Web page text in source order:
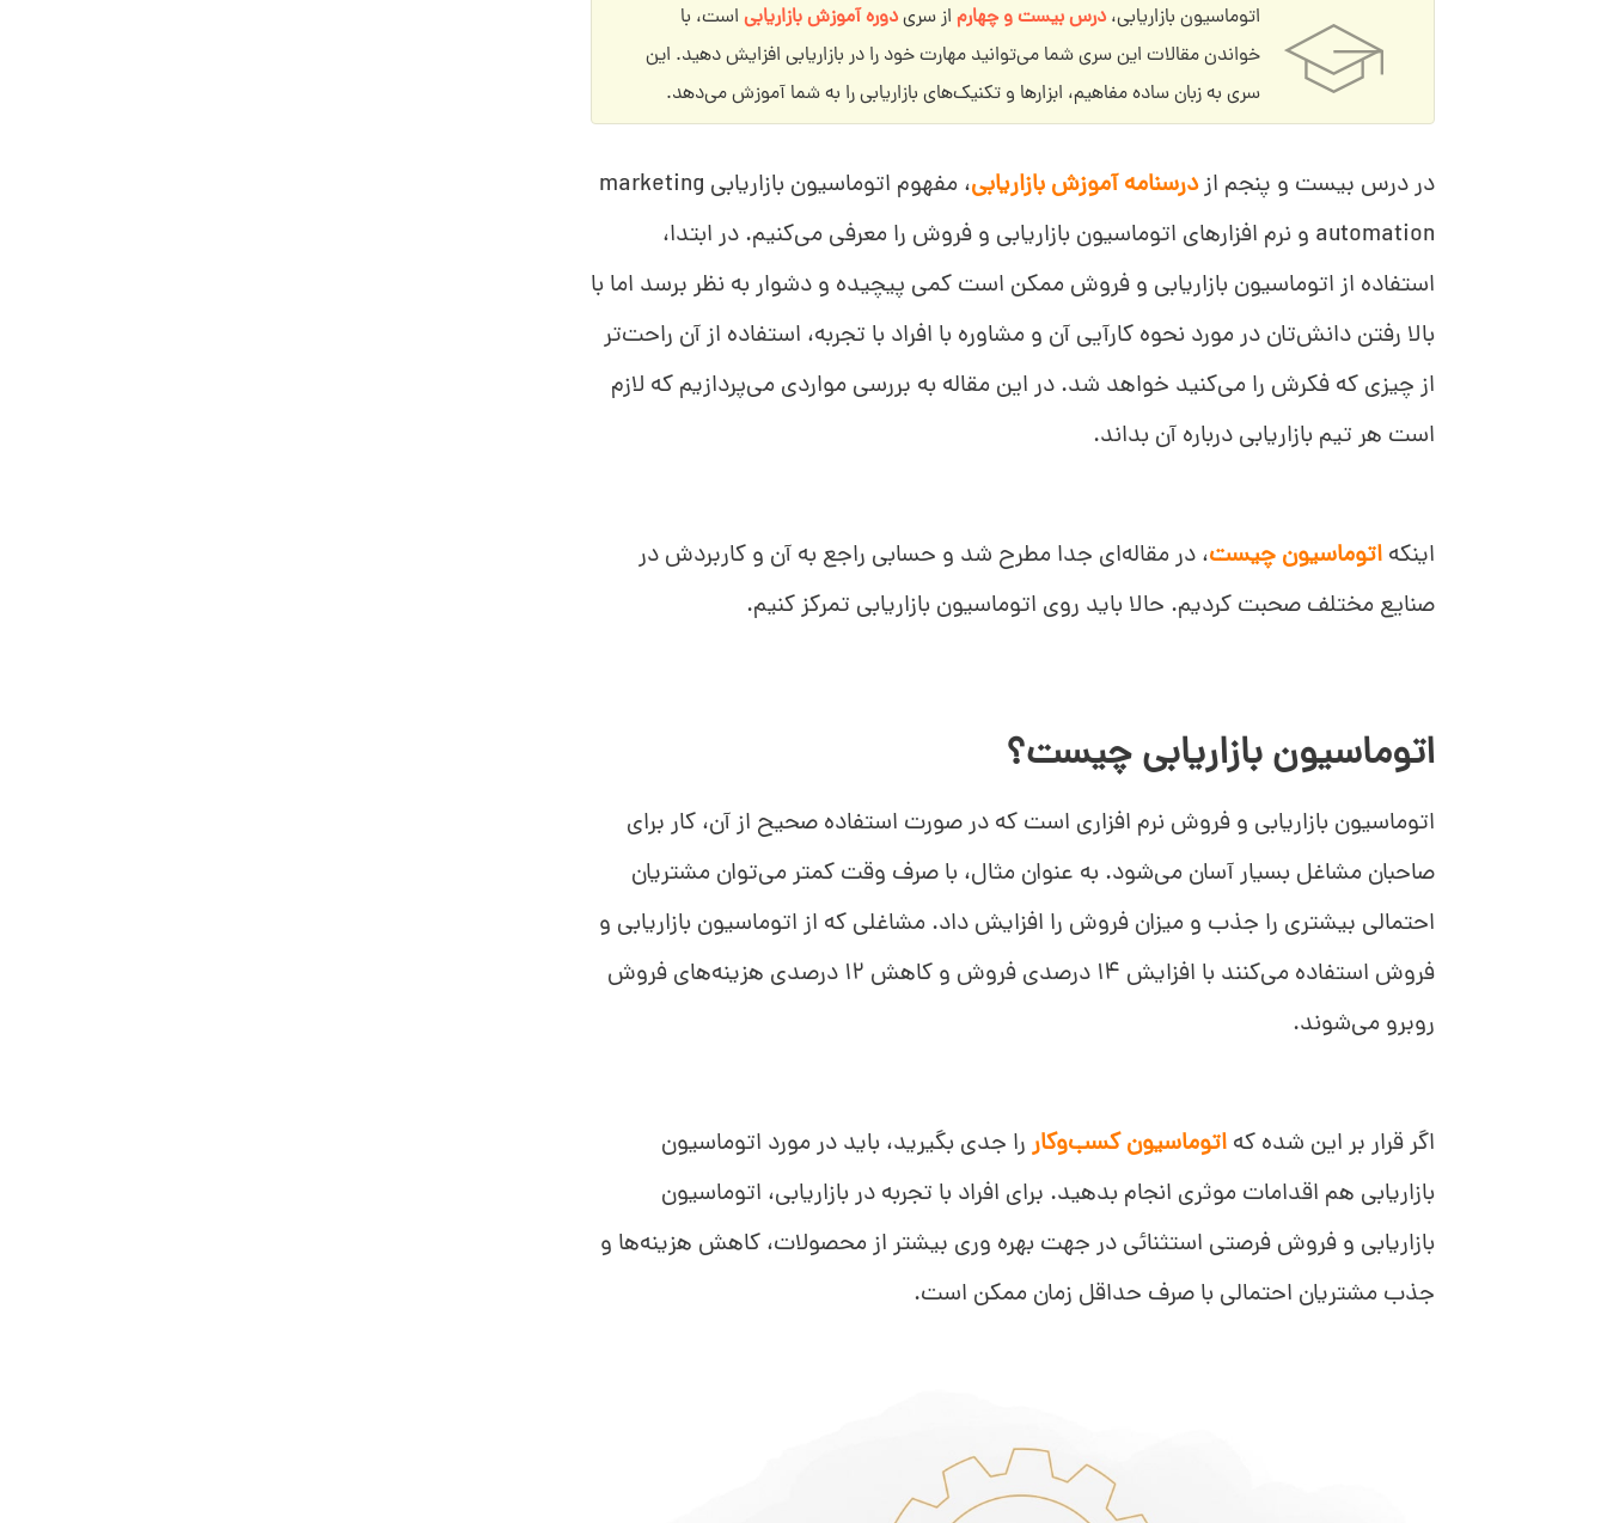
چگونه اتوماسیون بازاریابی می‌تواند در یک استراتژی بازاریابی جای گیرد؟
4 گام کلیدی برای اجرای اتوماسیون بازاریابی
5 نرم‌افزار اصلی اتوماسیون بازاریابی
نقش ai در اتوماسیون بازاریابی
تفاوت CRM و اتوماسیون بازاریابی
اتوماسیون بازاریابی، درس بیست و چهارم از سریدوره آموزش بازاریابی است، با
خواندن مقالات این سری شما می‌توانید مهارت خود را در بازاریابی افزایش دهید. این
سری به زبان ساده مفاهیم، ابزارها و تکنیک‌های بازاریابی را به شما آموزش می‌دهد.
در درس بیست و پنجم ازدرسنامه آموزش بازاریابی
، مفهوم اتوماسیون بازاریابی marketing
automation و نرم افزارهای اتوماسیون بازاریابی و فروش را معرفی می‌کنیم. در ابتدا،
استفاده از اتوماسیون بازاریابی و فروش ممکن است کمی پیچیده و دشوار به نظر برسد اما با
بالا رفتن دانش‌تان در مورد نحوه کارآیی آن و مشاوره با افراد با تجربه، استفاده از آن راحت‌تر
از چیزی که فکرش را می‌کنید خواهد شد. در این مقاله به بررسی مواردی می‌پردازیم که لازم
است هر تیم بازاریابی درباره آن بداند.
اینکه اتوماسیون چیست، در مقاله‌ای جدا مطرح شد و حسابی راجع به آن و کاربردش در
صنایع مختلف صحبت کردیم. حالا باید روی اتوماسیون بازاریابی تمرکز کنیم.
اتوماسیون بازاریابی چیست؟
اتوماسیون بازاریابی و فروش نرم افزاری است که در صورت استفاده صحیح از آن، کار برای
صاحبان مشاغل بسیار آسان می‌شود. به عنوان مثال، با صرف وقت کمتر می‌توان مشتریان
احتمالی بیشتری را جذب و میزان فروش را افزایش داد. مشاغلی که از اتوماسیون بازاریابی و
فروش استفاده می‌کنند با افزایش 14 درصدی فروش و کاهش 12 درصدی هزینه‌های فروش
روبرو می‌شوند.
اگر قرار بر این شده که اتوماسیون کسب‌وکار را جدی بگیرید، باید در مورد اتوماسیون
بازاریابی هم اقدامات موثری انجام بدهید. برای افراد با تجربه در بازاریابی، اتوماسیون
بازاریابی و فروش فرصتی استثنائی در جهت بهره ‌وری بیشتر از محصولات، کاهش هزینه‌ها و
جذب مشتریان احتمالی با صرف حداقل زمان ممکن است.